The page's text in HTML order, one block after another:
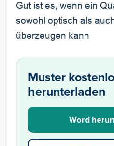
Gut ist es, wenn ein
sowohl optisch als
überzeugen kann
Muster
herunterladen
Word